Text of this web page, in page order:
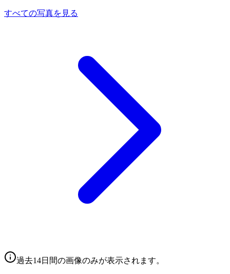
すべての写真を見る
過去14日間の画像のみが表示されます。